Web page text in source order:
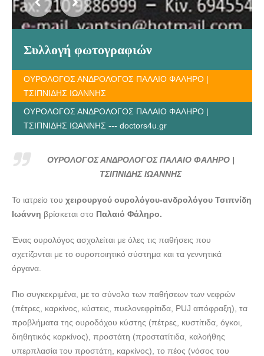
Συλλογή φωτογραφιών
ΟΥΡΟΛΟΓΟΣ ΑΝΔΡΟΛΟΓΟΣ ΠΑΛΑΙΟ ΦΑΛΗΡΟ |
ΤΣΙΠΝΙΔΗΣ ΙΩΑΝΝΗΣ
ΟΥΡΟΛΟΓΟΣ ΑΝΔΡΟΛΟΓΟΣ ΠΑΛΑΙΟ ΦΑΛΗΡΟ |
ΤΣΙΠΝΙΔΗΣ ΙΩΑΝΝΗΣ --- doctors4u.gr
ΟΥΡΟΛΟΓΟΣ ΑΝΔΡΟΛΟΓΟΣ ΠΑΛΑΙΟ ΦΑΛΗΡΟ |
ΤΣΙΠΝΙΔΗΣ ΙΩΑΝΝΗΣ
Το ιατρείο του χειρουργού ουρολόγου-ανδρολόγου Τσιπνίδη
Ιωάννη βρίσκεται στο Παλαιό Φάληρο.
Ένας ουρολόγος ασχολείται με όλες τις παθήσεις που
σχετίζονται με το ουροποιητικό σύστημα και τα γεννητικά
όργανα.
Πιο συγκεκριμένα, με το σύνολο των παθήσεων των νεφρών
(πέτρες, καρκίνος, κύστεις, πυελονεφρίτιδα, PUJ απόφραξη), τα
προβλήματα της ουροδόχου κύστης (πέτρες, κυστίτιδα, όγκοι,
διηθητικός καρκίνος), προστάτη (προστατίτιδα, καλοήθης
υπερπλασία του προστάτη, καρκίνος), το πέος (νόσος του